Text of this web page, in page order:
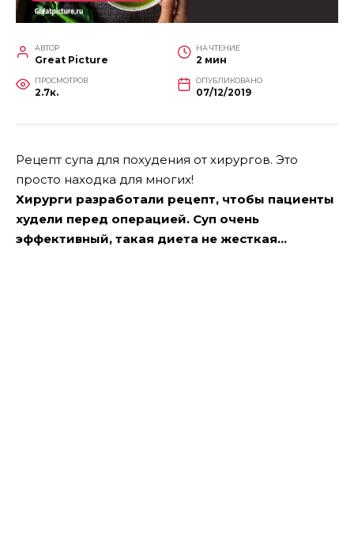
АВТОР
Great Picture
НА ЧТЕНИЕ
2 мин
ПРОСМОТРОВ
2.7к.
ОПУБЛИКОВАНО
07/12/2019
Рецепт супа для похудения от хирургов. Это
просто находка для многих!
Хирурги разработали рецепт, чтобы пациенты
худели перед операцией. Суп очень
эффективный, такая диета не жесткая…